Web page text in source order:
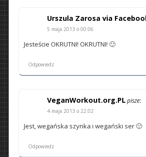
Urszula Zarosa via
5 maja 2013 o 00:06
Jesteście OKRUTNI! OKRUTNI! 🙂
Odpowiedz
VeganWorkout.org.PL pisze:
4 maja 2013 o 22:02
Jest, wegańska szynka i wegański ser 🙂
Odpowiedz